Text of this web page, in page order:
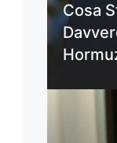
Cosa